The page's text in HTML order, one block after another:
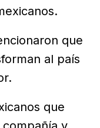
que
al país
que